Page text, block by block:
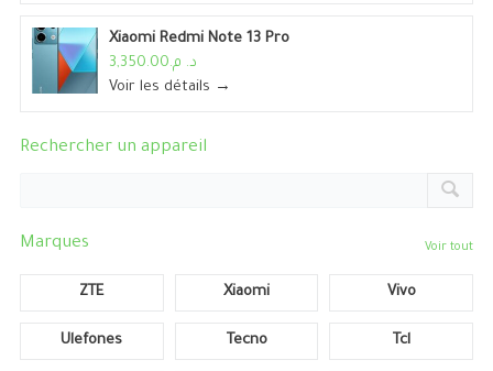
Xiaomi Redmi Note 13 Pro
د. م.3,350.00
Voir les détails →
Rechercher un appareil
Marques Voir tout
ZTE Xiaomi Vivo
Ulefones Tecno Tcl